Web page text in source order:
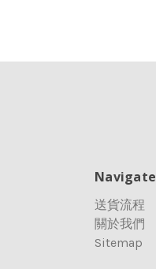
Navigate
送貨流程
關於我們
Sitemap